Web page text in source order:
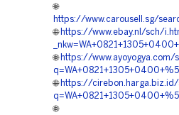
🌐
https://www.carousell.sg/
🌐 https://www.ebay.nl/sch/
🌐 https://www.ayoyogya.com/
🌐 https://cirebon.harga.biz.id/
🌐